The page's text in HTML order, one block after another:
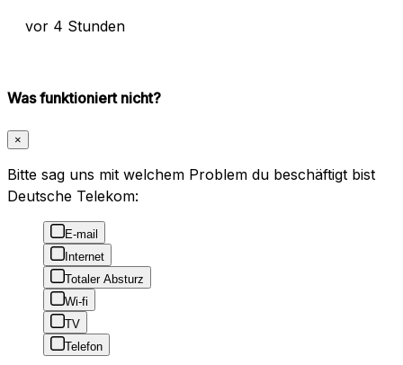
vor 4 Stunden
Was funktioniert nicht?
×
Bitte sag uns mit welchem Problem du beschäftigt bist
Deutsche Telekom:
E-mail
Internet
Totaler Absturz
Wi-fi
TV
Telefon